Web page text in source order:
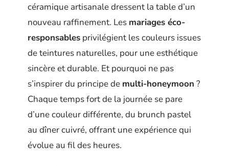
céramique artisanale dressent la table d’un
nouveau raffinement. Les mariages éco-
responsables privilégient les couleurs issues
de teintures naturelles, pour une esthétique
sincère et durable. Et pourquoi ne pas
s’inspirer du principe de multi-honeymoon ?
Chaque temps fort de la journée se pare
d’une couleur différente, du brunch pastel
au dîner cuivré, offrant une expérience qui
évolue au fil des heures.